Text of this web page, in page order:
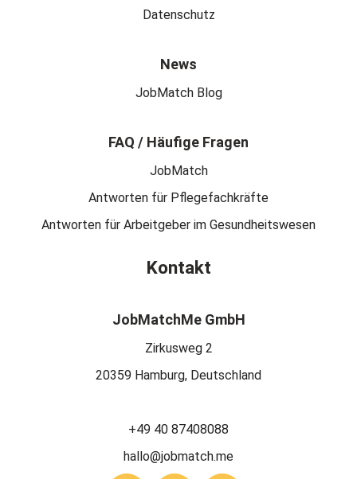
Datenschutz
News
JobMatch Blog
FAQ / Häufige Fragen
JobMatch
Antworten für Pflegefachkräfte
Antworten für Arbeitgeber im Gesundheitswesen
Kontakt
JobMatchMe GmbH
Zirkusweg 2
20359 Hamburg, Deutschland
+49 40 87408088
hallo@jobmatch.me